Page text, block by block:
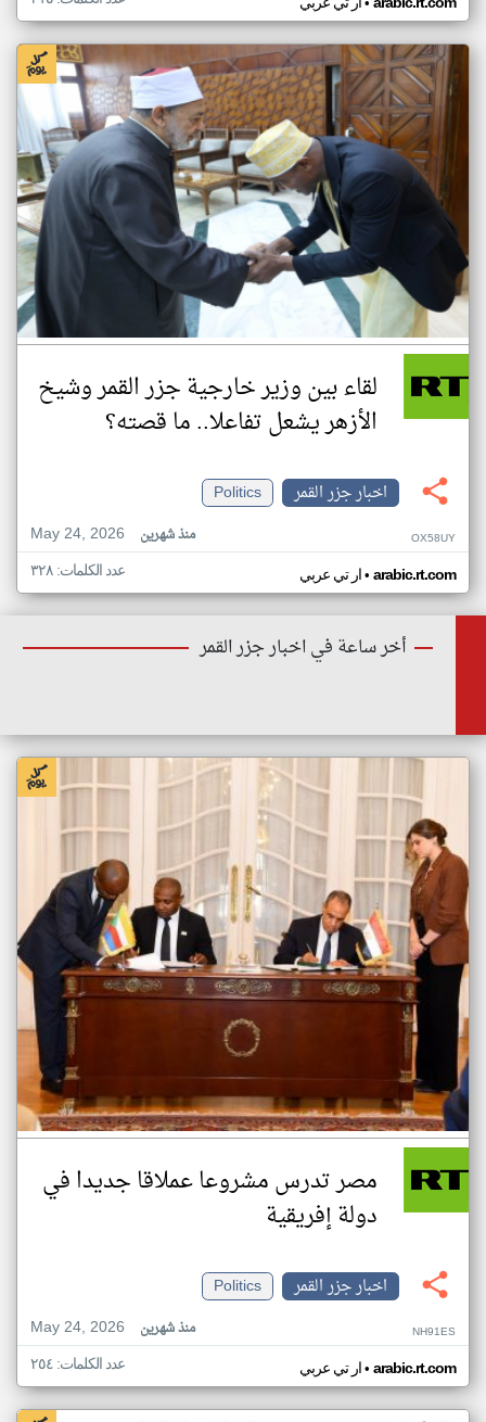
لقاء بين وزير خارجية جزر القمر وشيخ
الأزهر يشعل تفاعلا.. ما قصته؟
اخبار جزر القمر
Politics
May 24, 2026
منذ شهرين OX58UY
ار تي عربي• arabic.rt.com عدد الكلمات: ٣٢٨
أخر ساعة في اخبار جزر القمر
مصر تدرس مشروعا عملاقا جديدا في
دولة إفريقية
اخبار جزر القمر
Politics
May 24, 2026
منذ شهرين NH91ES
ار تي عربي• arabic.rt.com عدد الكلمات: ٢٥٤